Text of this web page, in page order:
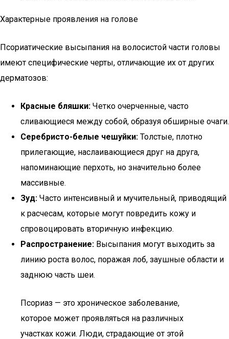
Характерные проявления на голове
Псориатические высыпания на волосистой части головы
имеют специфические черты, отличающие их от других
дерматозов:
Красные бляшки: Четко очерченные, часто
сливающиеся между собой, образуя обширные очаги.
Серебристо-белые чешуйки: Толстые, плотно
прилегающие, наслаивающиеся друг на друга,
напоминающие перхоть, но значительно более
массивные.
Зуд: Часто интенсивный и мучительный, приводящий
к расчесам, которые могут повредить кожу и
спровоцировать вторичную инфекцию.
Распространение: Высыпания могут выходить за
линию роста волос, поражая лоб, заушные области и
заднюю часть шеи.
Псориаз — это хроническое заболевание,
которое может проявляться на различных
участках кожи. Люди, страдающие от этой